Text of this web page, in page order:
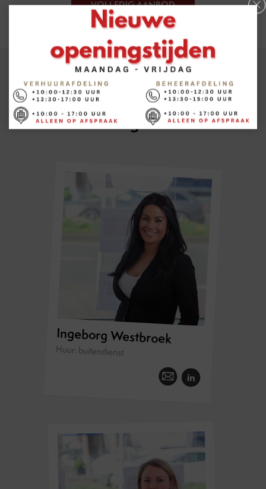
VOLLEDIG AANBOD
Maak kennis met Vesting
Vastgoed
Ingeborg Westbroek
Huur: buitendienst